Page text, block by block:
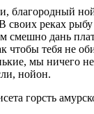
благородный
своих реках
смешно дань
чтобы тебя не
мы ничего
нойон.
горсть